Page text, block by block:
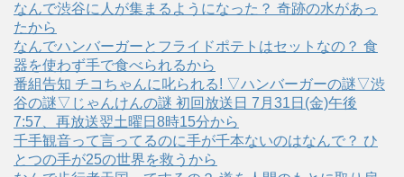
なんで渋谷に人が集まるようになった？ 奇跡の水があっ
たから
なんでハンバーガーとフライドポテトはセットなの？ 食
器を使わず手で食べられるから
番組告知 チコちゃんに叱られる! ▽ハンバーガーの謎▽渋
谷の謎▽じゃんけんの謎 初回放送日 7月31日(金)午後
7:57、再放送翌土曜日8時15分から
千手観音って言ってるのに手が千本ないのはなんで？ ひ
とつの手が25の世界を救うから